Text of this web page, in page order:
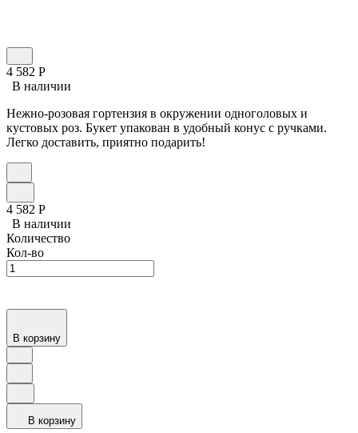
4 582 Р
В наличии
Нежно-розовая гортензия в окружении одноголовых и
кустовых роз. Букет упакован в удобный конус с ручками.
Легко доставить, приятно подарить!
4 582 Р
В наличии
Количество
Кол-во
В корзину
В корзину